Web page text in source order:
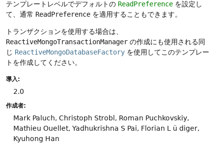
テンプレートレベルでデフォルトの ReadPreference を設定し
て、通常 ReadPreference を適用することもできます。
トランザクションを使用する場合は、
ReactiveMongoTransactionManager の作成にも使用される同
じ ReactiveMongoDatabaseFactory を使用してこのテンプレー
トを作成してください。
導入:
2.0
作成者:
Mark Paluch, Christoph Strobl, Roman Puchkovskiy,
Mathieu Ouellet, Yadhukrishna S Pai, Florian L ü diger,
Kyuhong Han